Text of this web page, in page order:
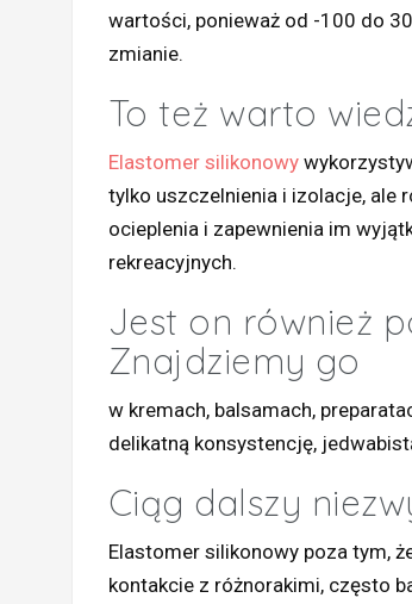
wartości, ponieważ od -100 do
zmianie.
To też warto
Elastomer silikonowy
tylko uszczelnienia i izolacje, ale
ocieplenia i zapewnienia im
rekreacyjnych.
Jest on również
Znajdziemy go
w kremach, balsamach,
delikatną konsystencję,
Ciąg dalszy
Elastomer silikonowy poza tym,
kontakcie z różnorakimi, często